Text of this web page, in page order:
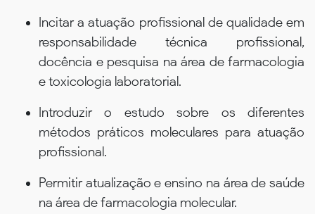
Incitar a atuação profissional de qualidade em
responsabilidade técnica profissional,
docência e pesquisa na área de farmacologia
e toxicologia laboratorial.
Introduzir o estudo sobre os diferentes
métodos práticos moleculares para atuação
profissional.
Permitir atualização e ensino na área de saúde
na área de farmacologia molecular.